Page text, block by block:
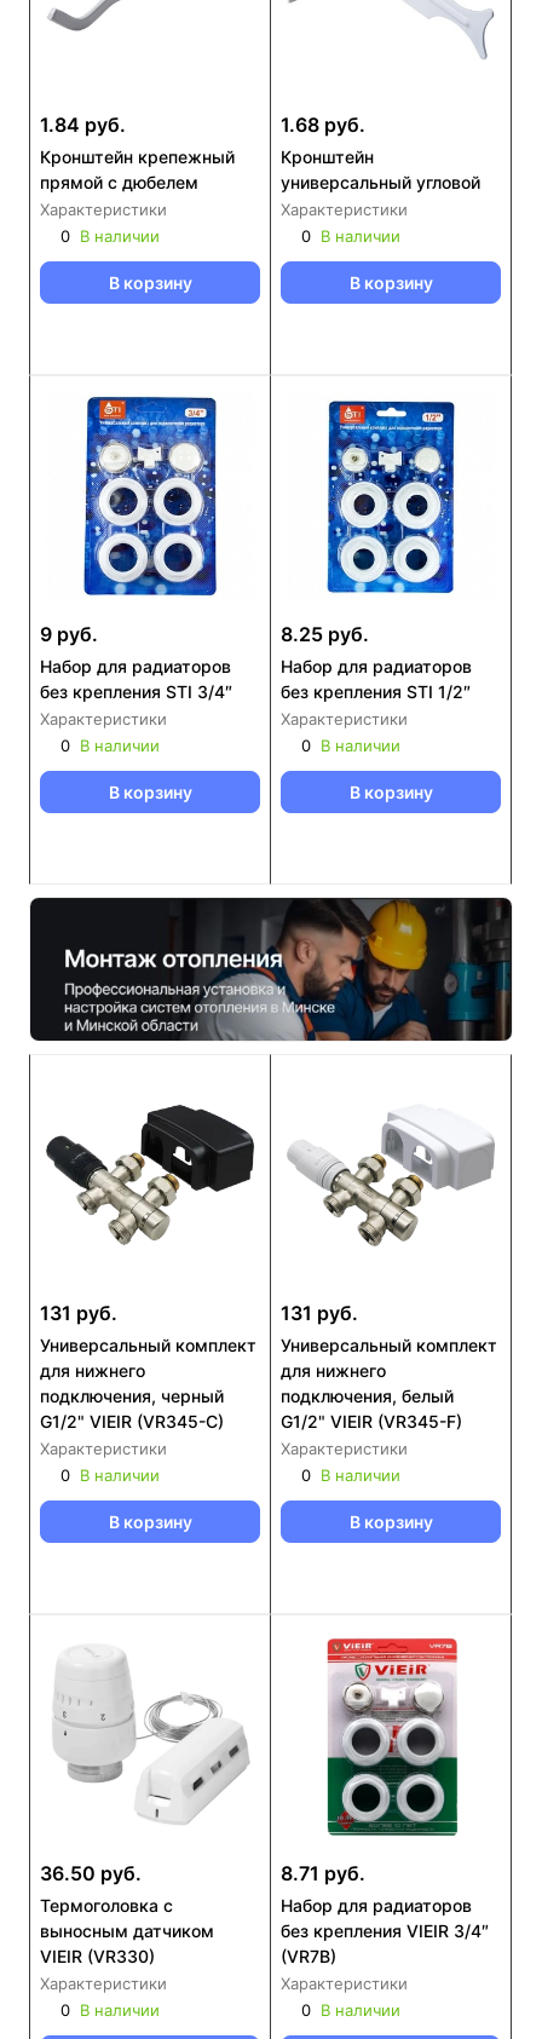
1.84 руб.
Кронштейн крепежный
прямой с дюбелем
Характеристики
0 В наличии
В корзину
1.68 руб.
Кронштейн
универсальный угловой
Характеристики
0 В наличии
В корзину
9 руб.
Набор для радиаторов
без крепления STI 3/4″
Характеристики
0 В наличии
В корзину
8.25 руб.
Набор для радиаторов
без крепления STI 1/2″
Характеристики
0 В наличии
В корзину
131 руб.
Универсальный комплект
для нижнего
подключения, черный
G1/2" VIEIR (VR345-C)
Характеристики
0 В наличии
В корзину
131 руб.
Универсальный комплект
для нижнего
подключения, белый
G1/2" VIEIR (VR345-F)
Характеристики
0 В наличии
В корзину
36.50 руб.
Термоголовка с
выносным датчиком
VIEIR (VR330)
Характеристики
0 В наличии
8.71 руб.
Набор для радиаторов
без крепления VIEIR 3/4″
(VR7B)
Характеристики
0 В наличии